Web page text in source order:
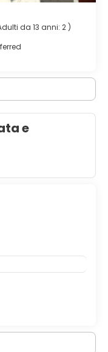
un pratico servizio
reception aperta
da 13 anni: 2 )
e